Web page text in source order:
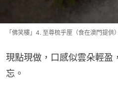
「佛笑樓」4. 至尊梳乎厘（食在澳門提供）
現點現做，口感似雲朵輕盈
忘。